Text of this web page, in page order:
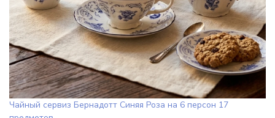
Чайный сервиз Бернадотт Синяя Роза на 6 персон 17